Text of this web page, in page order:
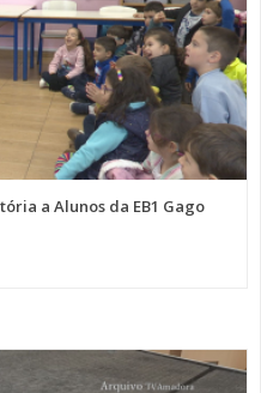
a Alunos da EB1 Gago